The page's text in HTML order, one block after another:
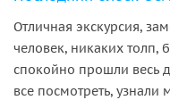
Отличная экскурсия,
человек, никаких толп,
спокойно прошли весь
все посмотреть, узнали